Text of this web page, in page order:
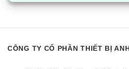
2.5. Công suất tiêu thụ
CÔNG TY CỔ PHẦN THIẾT BỊ